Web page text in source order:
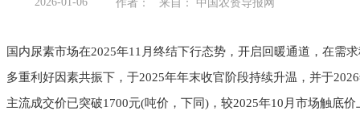
作者： 来自： 中国农资导报网
国内尿素市场在2025年11月终结下行态势，开启回暖通道，在需
多重利好因素共振下，于2025年年末收官阶段持续升温，并于
主流成交价已突破1700元(吨价，下同)，较2025年10月市场触底价